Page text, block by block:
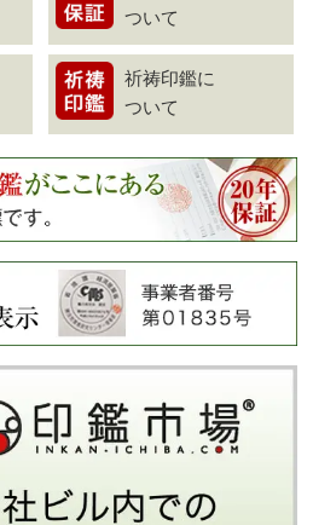
ついて
祈祷印鑑に
ついて